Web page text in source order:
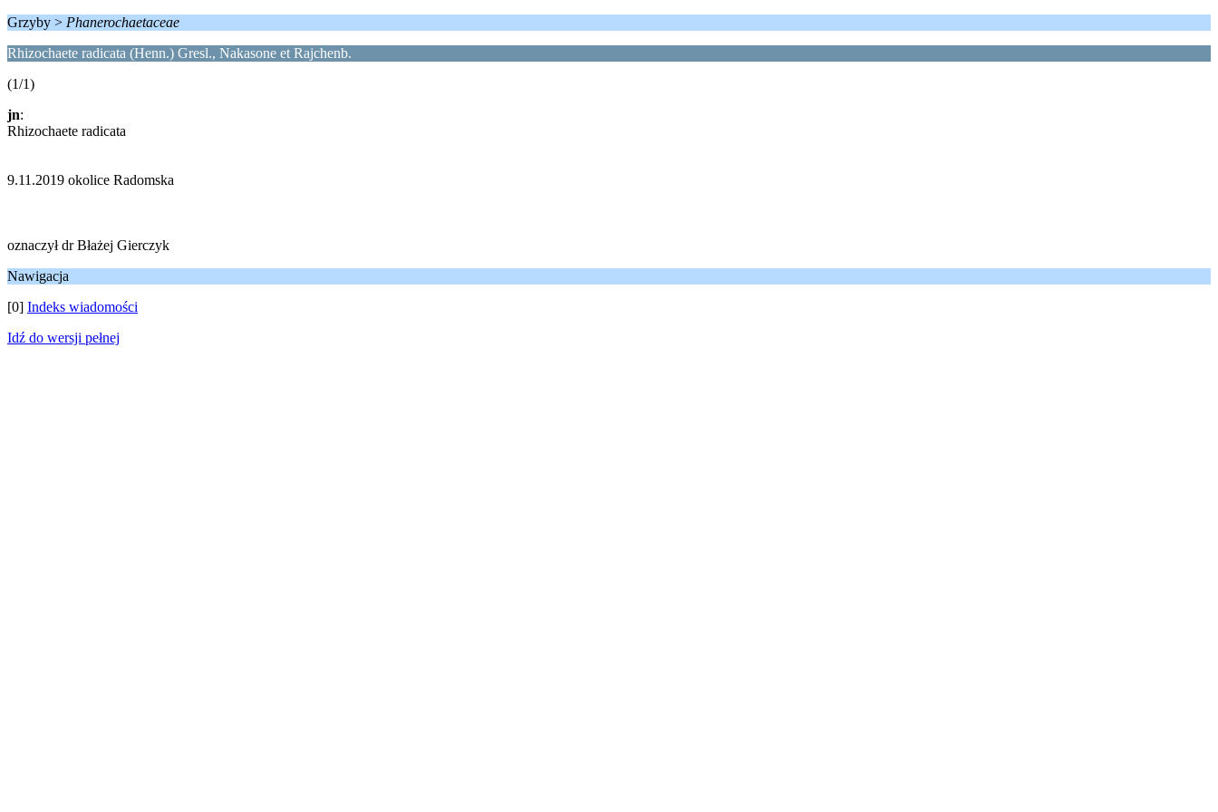
Grzyby > Phanerochaetaceae
Rhizochaete radicata (Henn.) Gresl., Nakasone et Rajchenb.
(1/1)
jn:
Rhizochaete radicata
9.11.2019 okolice Radomska
oznaczył dr Błażej Gierczyk
Nawigacja
[0] Indeks wiadomości
Idź do wersji pełnej